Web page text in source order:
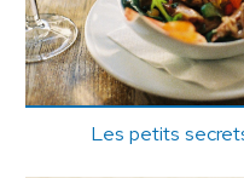
Les petits